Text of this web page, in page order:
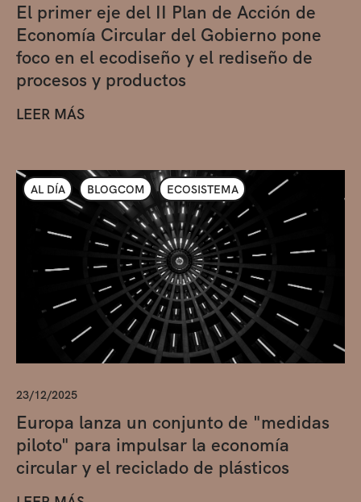
El primer eje del II Plan de Acción de
Economía Circular del Gobierno pone
foco en el ecodiseño y el rediseño de
procesos y productos
LEER MÁS
AL DÍA BLOGCOM ECOSISTEMA
23/12/2025
Europa lanza un conjunto de "medidas
piloto" para impulsar la economía
circular y el reciclado de plásticos